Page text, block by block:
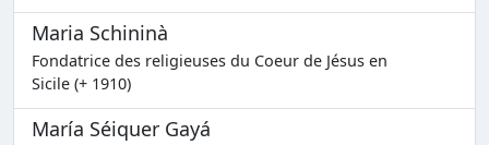
Maria Schininà
Fondatrice des religieuses du Coeur de Jésus en
Sicile (+ 1910)
María Séiquer Gayá